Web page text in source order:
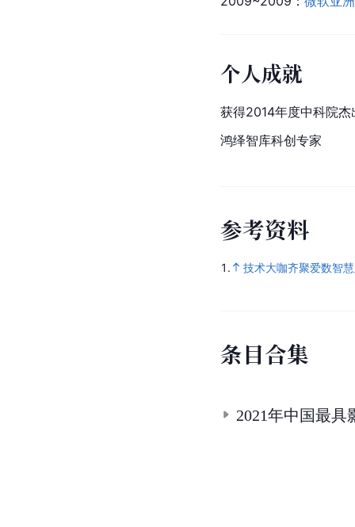
个人成就
获得2014年度中科院杰
鸿绎智库科创专家
参考资料
1. 技术大咖齐聚爱数智
条目合集
2021年中国最